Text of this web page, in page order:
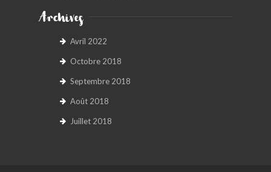
Archives
Avril 2022
Octobre 2018
Septembre 2018
Août 2018
Juillet 2018